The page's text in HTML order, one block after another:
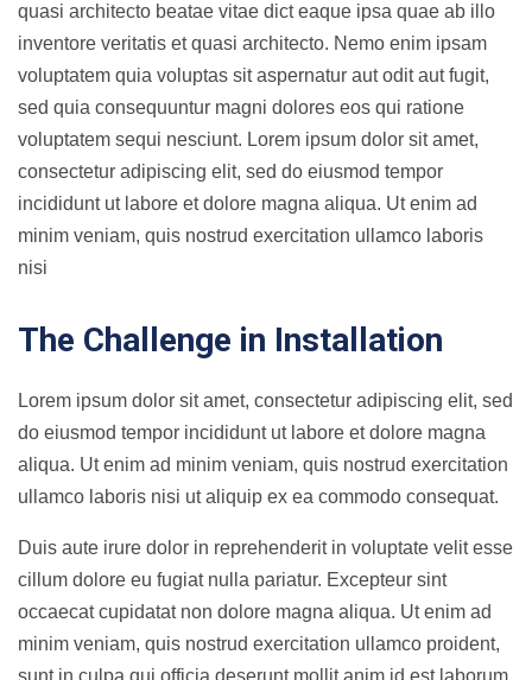
quasi architecto beatae vitae dict eaque ipsa quae ab illo
inventore veritatis et quasi architecto. Nemo enim ipsam
voluptatem quia voluptas sit aspernatur aut odit aut fugit,
sed quia consequuntur magni dolores eos qui ratione
voluptatem sequi nesciunt. Lorem ipsum dolor sit amet,
consectetur adipiscing elit, sed do eiusmod tempor
incididunt ut labore et dolore magna aliqua. Ut enim ad
minim veniam, quis nostrud exercitation ullamco laboris
nisi
The Challenge in Installation
Lorem ipsum dolor sit amet, consectetur adipiscing elit, sed
do eiusmod tempor incididunt ut labore et dolore magna
aliqua. Ut enim ad minim veniam, quis nostrud exercitation
ullamco laboris nisi ut aliquip ex ea commodo consequat.
Duis aute irure dolor in reprehenderit in voluptate velit esse
cillum dolore eu fugiat nulla pariatur. Excepteur sint
occaecat cupidatat non dolore magna aliqua. Ut enim ad
minim veniam, quis nostrud exercitation ullamco proident,
sunt in culpa qui officia deserunt mollit anim id est laborum.